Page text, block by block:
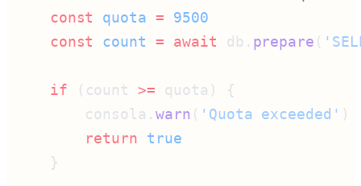
    const
quota =
    const
count = await db. prepare (
    if
(count >=
        consola.
warn ( 'Quota exceeded'
        return